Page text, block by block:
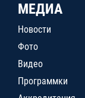
МЕДИА
Новости
Фото
Видео
Программки